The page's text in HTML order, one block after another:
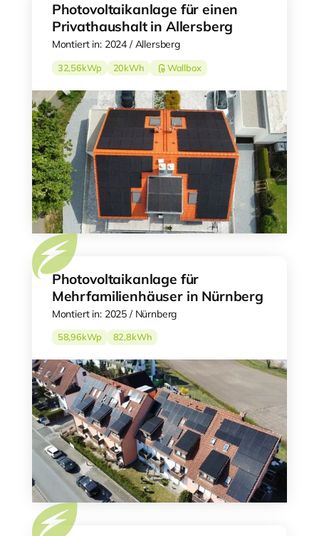
Photovoltaikanlage für einen
Privathaushalt in Allersberg
Montiert in: 2024 / Allersberg
32,56kWp 20kWh Wallbox
Photovoltaikanlage für
Mehrfamilienhäuser in Nürnberg
Montiert in: 2025 / Nürnberg
58,96kWp 82,8kWh